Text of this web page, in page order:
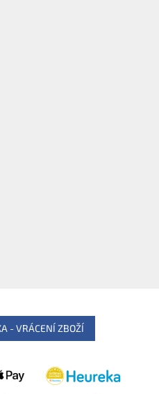
- VRÁCENÍ ZBOŽÍ